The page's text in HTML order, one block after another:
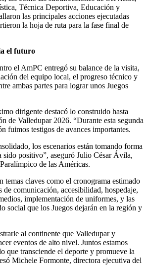
Técnica Deportiva, Educación y
las principales acciones ejecutadas
la hoja de ruta para la fase final de
el futuro
el AmPC entregó su balance de la visita,
del equipo local, el progreso técnico y
ambas partes para lograr unos Juegos
dirigente destacó lo construido hasta
de Valledupar 2026. “Durante esta segunda
fuimos testigos de avances importantes.
los escenarios están tomando forma
sido positivo”, aseguró Julio César Ávila,
de las Américas.
temas claves como el cronograma estimado
de comunicación, accesibilidad, hospedaje,
implementación de uniformes, y las
social que los Juegos dejarán en la región y
al continente que Valledupar y
eventos de alto nivel. Juntos estamos
que transciende el deporte y promueve la
Michele Formonte, directora ejecutiva del